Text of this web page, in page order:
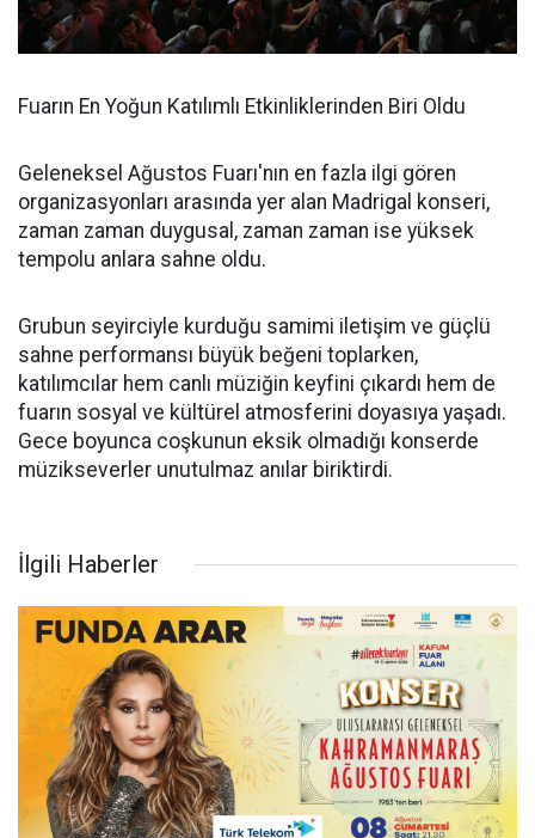
Fuarın En Yoğun Katılımlı Etkinliklerinden Biri Oldu
Geleneksel Ağustos Fuarı'nın en fazla ilgi gören
organizasyonları arasında yer alan Madrigal konseri,
zaman zaman duygusal, zaman zaman ise yüksek
tempolu anlara sahne oldu.
Grubun seyirciyle kurduğu samimi iletişim ve güçlü
sahne performansı büyük beğeni toplarken,
katılımcılar hem canlı müziğin keyfini çıkardı hem de
fuarın sosyal ve kültürel atmosferini doyasıya yaşadı.
Gece boyunca coşkunun eksik olmadığı konserde
müzikseverler unutulmaz anılar biriktirdi.
İlgili Haberler